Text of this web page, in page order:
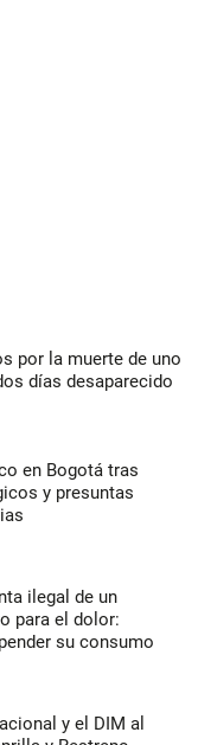
por la muerte de uno
días desaparecido
en Bogotá tras
y presuntas
ilegal de un
para el dolor:
su consumo
y el DIM al